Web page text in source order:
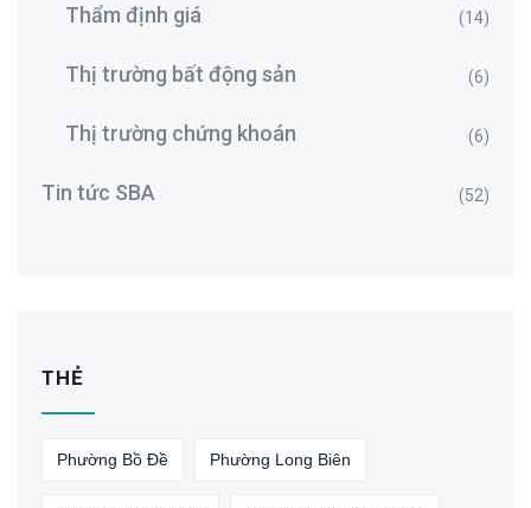
Thẩm định giá (14)
Thị trường bất động sản (6)
Thị trường chứng khoán (6)
Tin tức SBA (52)
THẺ
Phường Bồ Đề Phường Long Biên